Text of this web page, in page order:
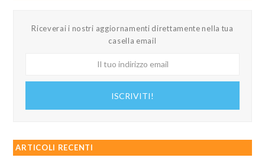
Riceverai i nostri aggiornamenti direttamente nella tua
casella email
ISCRIVITI!
ARTICOLI RECENTI